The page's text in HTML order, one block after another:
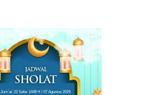
Jum'at, 22 Safar 1448 H / 07 Agustus 2026